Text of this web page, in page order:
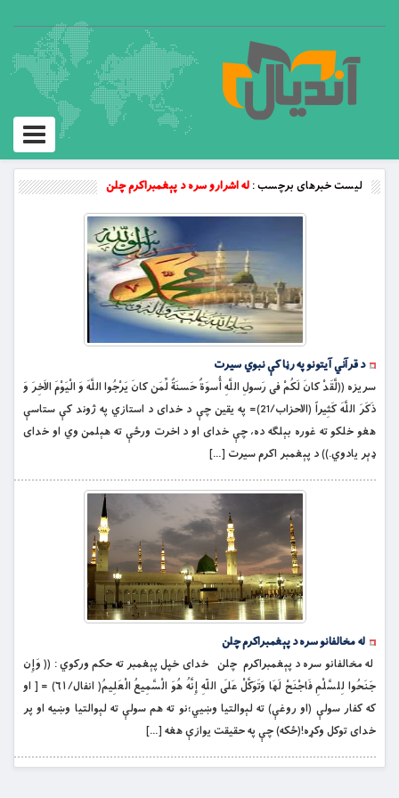
Toggle
لیست خبرهای برچسب :له اشرارو سره د پېغمبراکرم چلن
د قرآني آیتونو په رڼا کې نبوي سیرت
سریزه ((لَّقَدْ كانَ لَكُمْ فى رَسولِ اللَّهِ أُسوَةٌ حَسنَةٌ لِّمَن كانَ يَرْجُوا اللَّهَ وَ الْيَوْمَ الاَخِرَ وَ
ذَكَرَ اللَّهَ کَثِيراً (الاحزاب/21)= په يقين چې د خداى د استازي په ژوند كې ستاسې
هغو خلكو ته غوره بېلګه ده، چې خداى او د اخرت ورځې ته هېلمن وي او خداى
ډېر يادوي.)) د پېغمبر اکرم سيرت […]
له مخالفانو سره د پېغمبراکرم چلن
له مخالفانو سره د پېغمبراکرم چلن خداى خپل پېغمبر ته حکم ورکوي : (( وَإِن
جَنَحُوا لِلسَّلْمِ فَاجْنَحْ لَهَا وَتَوَكَّلْ عَلَى اللّهِ إِنَّهُ هُوَ الْسَّمِيعُ الْعَلِيمُ( انفال/۶۱) = [ او
كه كفار سولې (او روغې) ته لېوالتيا وښيي؛نو ته هم سولې ته لېوالتيا وښيه او پر
خداى توكل وكړه!(ځکه) چې په حقيقت يوازې هغه […]